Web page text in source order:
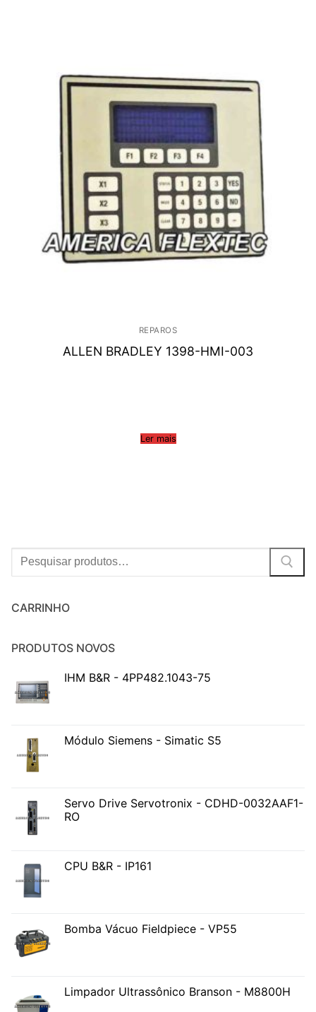
REPAROS
ALLEN BRADLEY 1398-HMI-003
Ler mais
Procurar:
CARRINHO
PRODUTOS NOVOS
IHM B&R - 4PP482.1043-75
Módulo Siemens - Simatic S5
Servo Drive Servotronix - CDHD-0032AAF1-
RO
CPU B&R - IP161
Bomba Vácuo Fieldpiece - VP55
Limpador Ultrassônico Branson - M8800H